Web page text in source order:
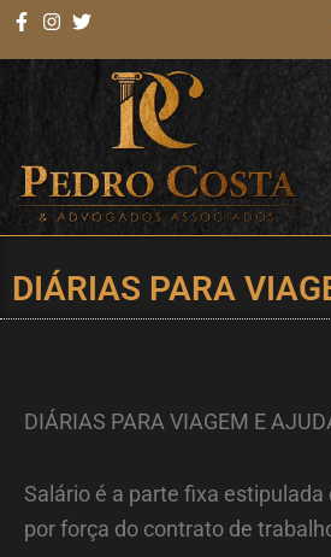
conteúdo
DIÁRIAS PARA
DIÁRIAS PARA VIAGEM E
Salário é a parte fixa
por força do contrato de